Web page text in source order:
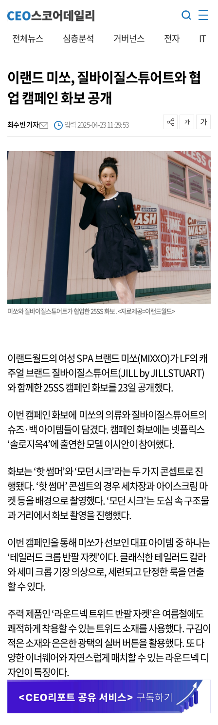
전체뉴스 심층분석 거버넌스 전자 IT
이랜드 미쏘, 질바이질스튜어트와 협
업 캠페인 화보 공개
최수빈 기자 입력 2025-04-23 11:29:53
미쏘와 질바이질스튜어트가 협업한 25SS 화보. <자료제공=이랜드월드>
이랜드월드의 여성 SPA 브랜드 미쏘(MIXXO)가 LF의 캐
주얼 브랜드 질바이질스튜어트(JILL by JILLSTUART)
와 함께한 25SS 캠페인 화보를 23일 공개했다.
이번 캠페인 화보에 미쏘의 의류와 질바이질스튜어트의
슈즈·백 아이템들이 담겼다. 캠페인 화보에는 넷플릭스
‘솔로지옥4’에 출연한 모델 이시안이 참여했다.
화보는 ‘핫 썸머’와 ‘모던 시크’라는 두 가지 콘셉트로 진
행됐다. ‘핫 썸머’ 콘셉트의 경우 세차장과 아이스크림 마
켓 등을 배경으로 촬영했다. ‘모던 시크’는 도심 속 구조물
과 거리에서 화보 촬영을 진행했다.
이번 캠페인을 통해 미쏘가 선보인 대표 아이템 중 하나는
‘테일러드 크롭 반팔 자켓’이다. 클래식한 테일러드 칼라
와 세미 크롭 기장 의상으로, 세련되고 단정한 룩을 연출
할 수 있다.
주력 제품인 ‘라운드넥 트위드 반팔 자켓’은 여름철에도
쾌적하게 착용할 수 있는 트위드 소재를 사용했다. 구김이
적은 소재와 은은한 광택의 실버 버튼을 활용했다. 또 다
양한 이너웨어와 자연스럽게 매치할 수 있는 라운드넥 디
자인이 특징이다.